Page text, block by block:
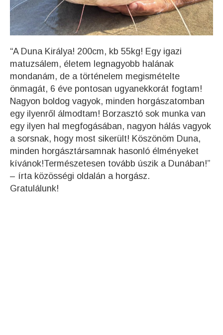
“A Duna Királya! 200cm, kb 55kg! Egy igazi
matuzsálem, életem legnagyobb halának
mondanám, de a történelem megismételte
önmagát, 6 éve pontosan ugyanekkorát fogtam!
Nagyon boldog vagyok, minden horgászatomban
egy ilyenről álmodtam! Borzasztó sok munka van
egy ilyen hal megfogásában, nagyon hálás vagyok
a sorsnak, hogy most sikerült! Köszönöm Duna,
minden horgásztársamnak hasonló élményeket
kívánok!Természetesen tovább úszik a Dunában!”
– írta közösségi oldalán a horgász.
Gratulálunk!